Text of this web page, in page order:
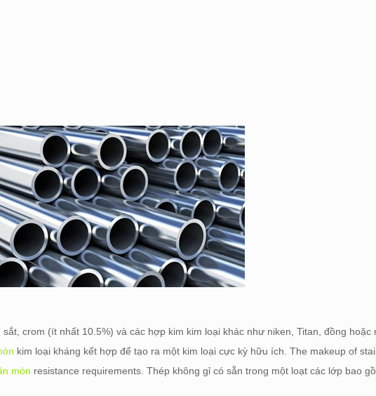
crom (ít nhất 10.5%) và các hợp kim kim loại khác như niken, Titan, đồng hoặc
kim loại kháng kết hợp để tạo ra một kim loại cực kỳ hữu ích.The makeup of
mòn resistance requirements . Thép không gỉ có sẵn trong một loạt các lớp bao